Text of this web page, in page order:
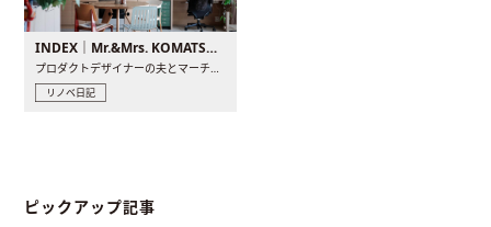
INDEX｜Mr.&Mrs. KOMATSU renovation diary
リノベ日記
ピックアップ記事